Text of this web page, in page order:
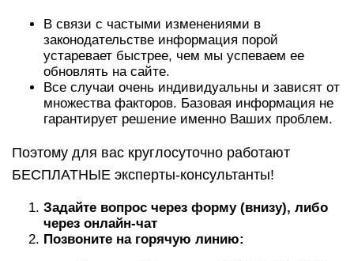
В связи с частыми изменениями в
законодательстве информация порой
устаревает быстрее, чем мы успеваем ее
обновлять на сайте.
Все случаи очень индивидуальны и зависят от
множества факторов. Базовая информация не
гарантирует решение именно Ваших проблем.
Поэтому для вас круглосуточно работают
БЕСПЛАТНЫЕ эксперты-консультанты!
Задайте вопрос через форму (внизу), либо
через онлайн-чат
Позвоните на горячую линию: